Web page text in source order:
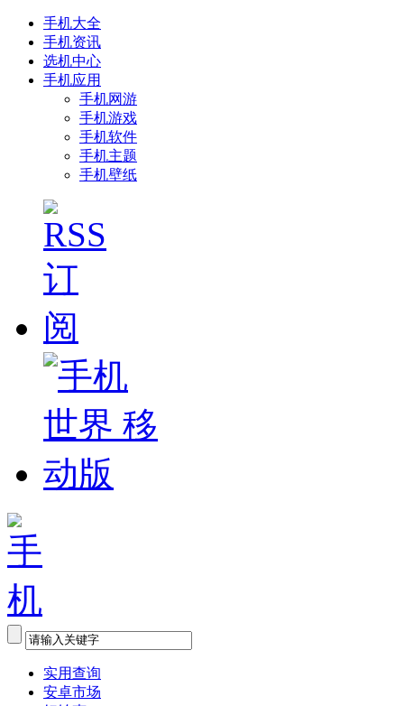
手机大全
手机资讯
选机中心
手机应用
手机网游
手机游戏
手机软件
手机主题
手机壁纸
实用查询
安卓市场